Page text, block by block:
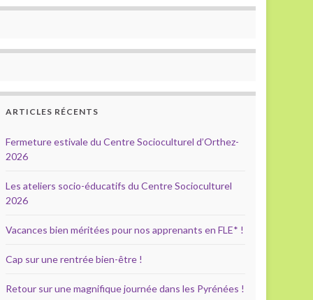
ARTICLES RÉCENTS
Fermeture estivale du Centre Socioculturel d’Orthez-
2026
Les ateliers socio-éducatifs du Centre Socioculturel
2026
Vacances bien méritées pour nos apprenants en FLE* !
Cap sur une rentrée bien-être !
Retour sur une magnifique journée dans les Pyrénées !